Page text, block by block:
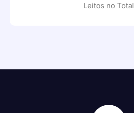
Leitos no Total